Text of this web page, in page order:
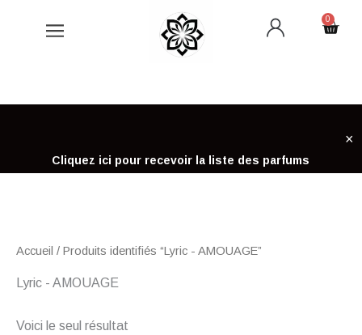
0
Cart
Cliquez ici pour recevoir la liste des parfums
×
Accueil / Produits identifiés “Lyric - AMOUAGE”
Lyric - AMOUAGE
Voici le seul résultat